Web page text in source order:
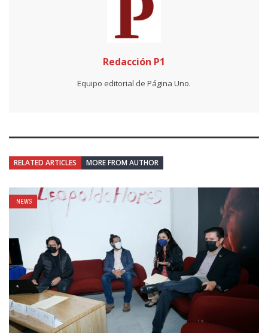
Redacción P1
Equipo editorial de Página Uno.
RELATED ARTICLES MORE FROM AUTHOR
NEWS